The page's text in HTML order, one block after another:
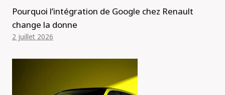
Pourquoi l’intégration de Google chez Renault
change la donne
2 juillet 2026